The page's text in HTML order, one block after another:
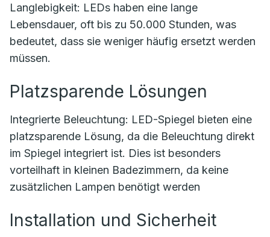
Langlebigkeit: LEDs haben eine lange
Lebensdauer, oft bis zu 50.000 Stunden, was
bedeutet, dass sie weniger häufig ersetzt werden
müssen.
Platzsparende Lösungen
Integrierte Beleuchtung: LED-Spiegel bieten eine
platzsparende Lösung, da die Beleuchtung direkt
im Spiegel integriert ist. Dies ist besonders
vorteilhaft in kleinen Badezimmern, da keine
zusätzlichen Lampen benötigt werden
Installation und Sicherheit